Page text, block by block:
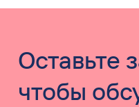
Оставьте
чтобы